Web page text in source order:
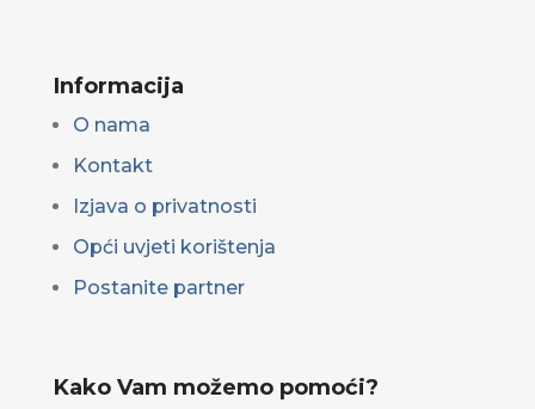
Informacija
O nama
Kontakt
Izjava o privatnosti
Opći uvjeti korištenja
Postanite partner
Kako Vam možemo pomoći?